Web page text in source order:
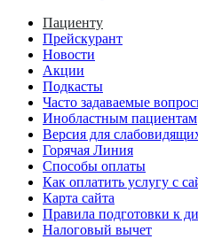
Пациенту
Прейскурант
Новости
Акции
Подкасты
Часто задаваемые
Инобластным пациентам
Версия для
Горячая Линия
Способы оплаты
Как оплатить услугу с
Карта сайта
Правила подготовки к
Налоговый вычет